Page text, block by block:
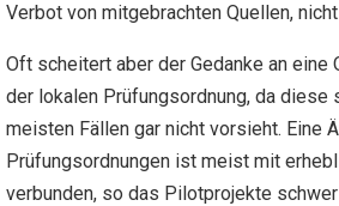
Verbot von mitgebrachten Quellen,
Oft scheitert aber der Gedanke an eine
der lokalen Prüfungsordnung, da diese
meisten Fällen gar nicht vorsieht. Eine
Prüfungsordnungen ist meist mit
verbunden, so das Pilotprojekte schwer